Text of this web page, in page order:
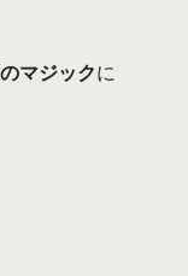
マジックに